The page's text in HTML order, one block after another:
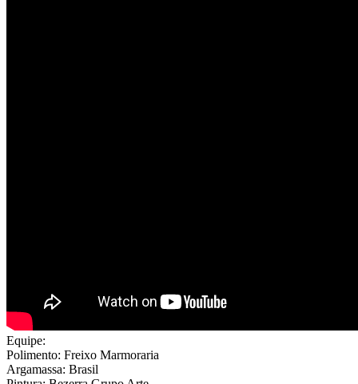
Equipe:
Polimento: Freixo Marmoraria
Argamassa: Brasil